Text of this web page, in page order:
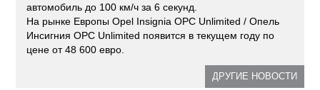
автомобиль до 100 км/ч за 6 секунд.
На рынке Европы Opel Insignia OPC Unlimited / Опель
Инсигния OPC Unlimited появится в текущем году по
цене от 48 600 евро.
ДРУГИЕ НОВОСТИ